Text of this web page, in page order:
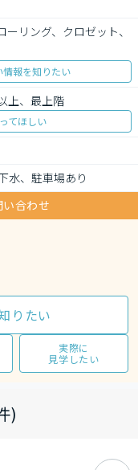
リング、クロゼット、
情報を知りたい
上、最上階
てほしい
水、駐車場あり
合わせ
りたい
実際に
見学したい
)